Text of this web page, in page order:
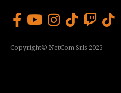
Copyright© NetCom Srls 2025